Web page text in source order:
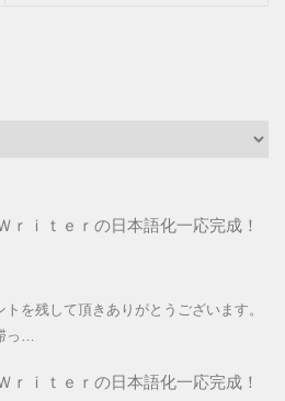
ｒｉｔｅｒの日本語化一応完成！
を残して頂きありがとうございます。
っ…
ｒｉｔｅｒの日本語化一応完成！